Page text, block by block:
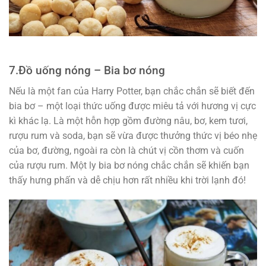
7.Đồ uống nóng – Bia bơ nóng
Nếu là một fan của Harry Potter, bạn chắc chắn sẽ biết đến
bia bơ – một loại thức uống được miêu tả với hương vị cực
kì khác lạ. Là một hỗn hợp gồm đường nâu, bơ, kem tươi,
rượu rum và soda, bạn sẽ vừa được thưởng thức vị béo nhẹ
của bơ, đường, ngoài ra còn là chút vị cồn thơm và cuốn
của rượu rum. Một ly bia bơ nóng chắc chắn sẽ khiến bạn
thấy hưng phấn và dễ chịu hơn rất nhiều khi trời lạnh đó!